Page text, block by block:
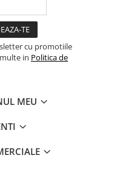
cu promotiile
in Politica de
MEU